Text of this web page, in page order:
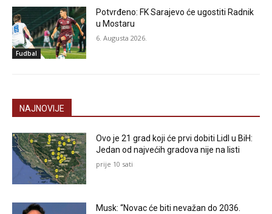
Fudbal
Potvrđeno: FK Sarajevo će ugostiti Radnik
u Mostaru
6. Augusta 2026.
NAJNOVIJE
Ovo je 21 grad koji će prvi dobiti Lidl u BiH:
Jedan od najvećih gradova nije na listi
prije 10 sati
Musk: “Novac će biti nevažan do 2036.